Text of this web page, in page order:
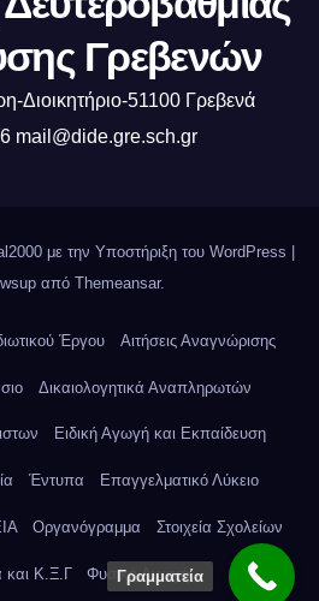
Γρεβενών
Διοικητήριο-51100 Γρεβενά
mail@dide.gre.sch.gr
με την Υποστήριξη του WordPress |
από Themeansar.
Έργου Αιτήσεις Αναγνώρισης
Δικαιολογητικά Αναπληρωτών
Ειδική Αγωγή και Εκπαίδευση
Έντυπα Επαγγελματικό Λύκειο
Οργανόγραμμα Στοιχεία Σχολείων
και Κ.Ξ.Γ Φυσική Αγωγή
Γραμματεία